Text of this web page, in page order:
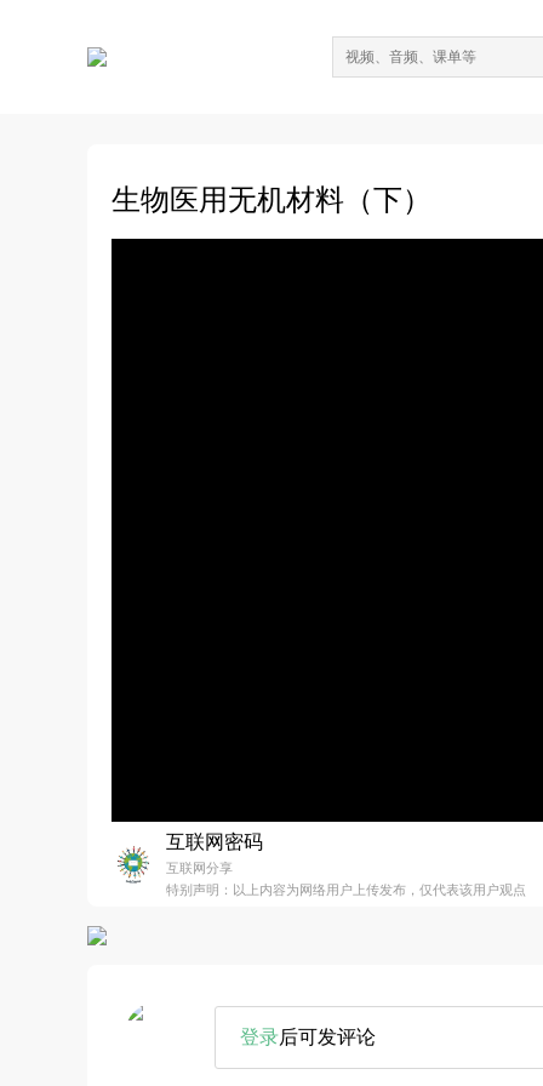
生物医用无机材料（下）
互联网密码
互联网分享
特别声明：以上内容为网络用户上传发布，仅代表该用户观点
登录后可发评论